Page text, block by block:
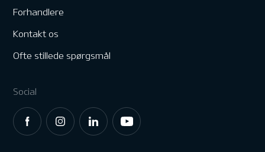
Forhandlere
Kontakt os
Ofte stillede spørgsmål
Social